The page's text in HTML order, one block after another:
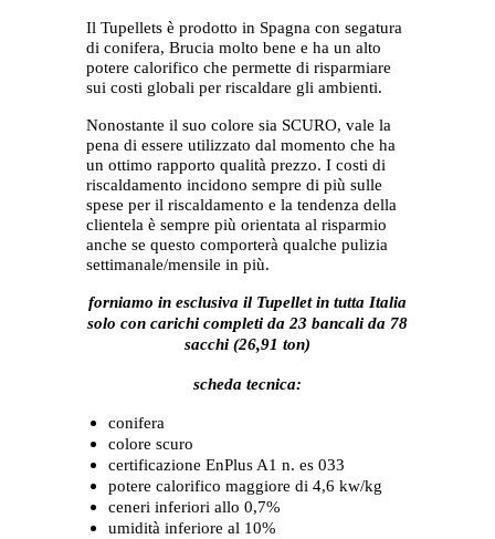
Il Tupellets è prodotto in Spagna con segatura
di conifera, Brucia molto bene e ha un alto
potere calorifico che permette di risparmiare
sui costi globali per riscaldare gli ambienti.
Nonostante il suo colore sia SCURO, vale la
pena di essere utilizzato dal momento che ha
un ottimo rapporto qualità prezzo. I costi di
riscaldamento incidono sempre di più sulle
spese per il riscaldamento e la tendenza della
clientela è sempre più orientata al risparmio
anche se questo comporterà qualche pulizia
settimanale/mensile in più.
forniamo in esclusiva il Tupellet in tutta Italia
solo con carichi completi da 23 bancali da 78
sacchi (26,91 ton)
scheda tecnica:
conifera
colore scuro
certificazione EnPlus A1 n. es 033
potere calorifico maggiore di 4,6 kw/kg
ceneri inferiori allo 0,7%
umidità inferiore al 10%